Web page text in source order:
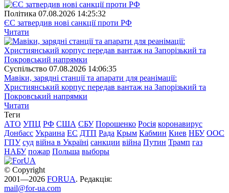
Полiтика 07.08.2026 14:25:32
ЄС затвердив нові санкції проти РФ
Читати
Суспiльство 07.08.2026 14:06:35
Мавіки, зарядні станції та апарати для реанімації:
Християнський корпус передав вантаж на Запорізький та
Покровський напрямки
Читати
Теги
АТО УПЦ РФ США СБУ Порошенко Росія коронавирус
Донбасс Украина ЕС ДТП Рада Крым Кабмин Киев НБУ ООС
ГПУ суд війна в Україні санкции війна Путин Трамп газ
НАБУ пожар Польша выборы
© Copyright
2001—2026 FORUA. Редакція:
mail@for-ua.com